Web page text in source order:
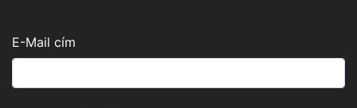
E-Mail cím